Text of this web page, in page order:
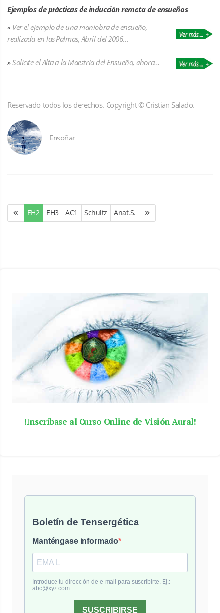
Ejemplos de prácticas de inducción remota de ensueños
» Ver el ejemplo de una maniobra de ensueño,
realizada en las Palmas, Abril del 2006...
»Solicite el Alta a la Maestría del Ensueño, ahora...
Reservado todos los derechos. Copyright © Cristian Salado.
Ensoñar
EH2 EH3 AC1 Schultz Anat.S.
!Inscríbase al Curso Online de Visión Aural!